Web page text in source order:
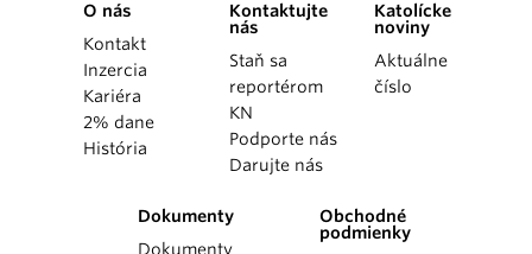
O nás
Kontakt
Inzercia
Kariéra
2% dane
História
Kontaktujte
nás
Staň sa
reportérom
KN
Podporte nás
Darujte nás
Katolícke
noviny
Aktuálne
číslo
Dokumenty
Dokumenty
Obchodné
podmienky